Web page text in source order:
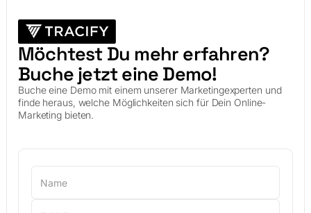
Möchtest Du mehr erfahren?
Buche jetzt eine Demo!
Buche eine Demo mit einem unserer Marketingexperten und
finde heraus, welche Möglichkeiten sich für Dein Online-
Marketing bieten.